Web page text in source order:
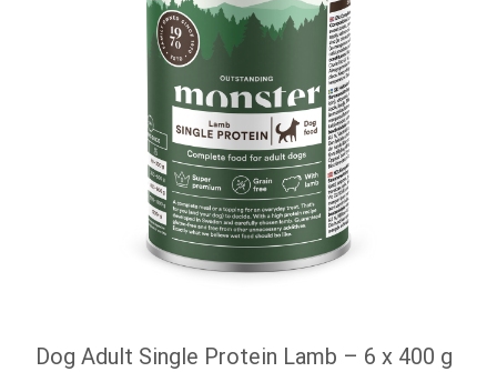
Dog Adult Single Protein Lamb – 6 x 400 g